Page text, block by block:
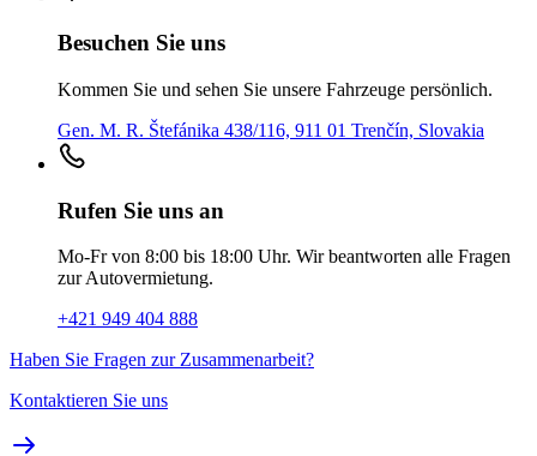
Besuchen Sie uns
Kommen Sie und sehen Sie unsere Fahrzeuge persönlich.
Gen. M. R. Štefánika 438/116, 911 01 Trenčín, Slovakia
Rufen Sie uns an
Mo-Fr von 8:00 bis 18:00 Uhr. Wir beantworten alle Fragen
zur Autovermietung.
+421 949 404 888
Haben Sie Fragen zur Zusammenarbeit?
Kontaktieren Sie uns